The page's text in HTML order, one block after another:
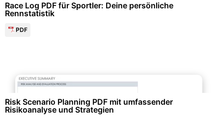
Race Log PDF für Sportler: Deine persönliche
Rennstatistik
PDF
Risk Scenario Planning PDF mit umfassender
Risikoanalyse und Strategien